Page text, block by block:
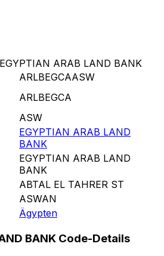
ARAB LAND BANK
ARLBEGCAASW
ARLBEGCA
ASW
EGYPTIAN ARAB LAND
BANK
EGYPTIAN ARAB LAND
BANK
ABTAL EL TAHRER ST
ASWAN
Ägypten
BANK Code-Details